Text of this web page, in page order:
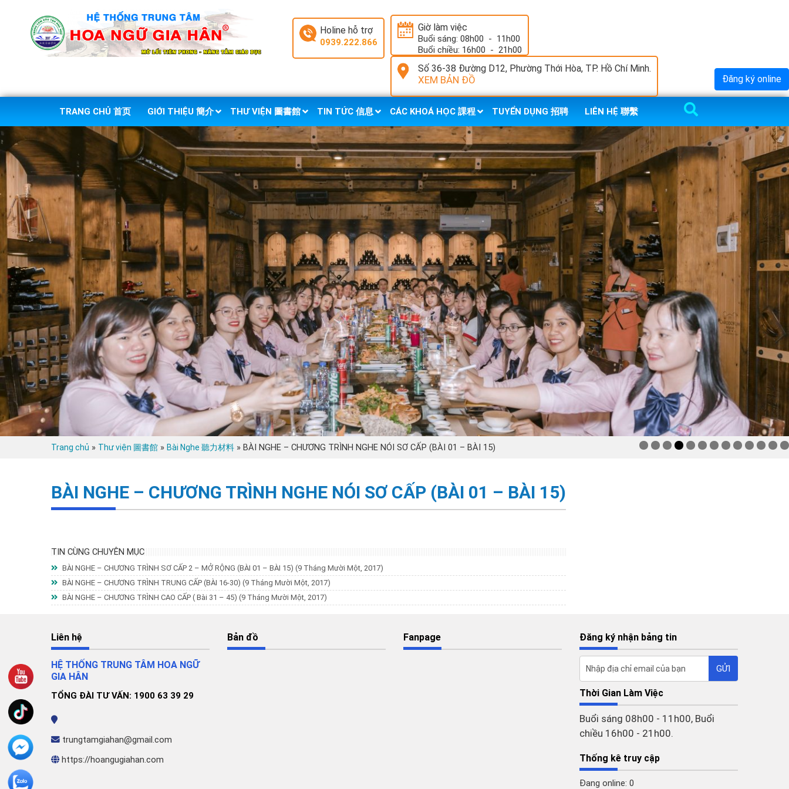
Holine hỗ trợ
0939.222.866
Giờ làm việc
Buổi sáng: 08h00 - 11h00
Buổi chiều: 16h00 - 21h00
Số 36-38 Đường D12, Phường Thới Hòa, TP. Hồ Chí Minh.
XEM BẢN ĐỒ
TRANG CHỦ 首页 GIỚI THIỆU 簡介 THƯ VIỆN 圖書館 TIN TỨC 信息 CÁC KHOÁ HỌC 課程 TUYỂN DỤNG 招聘 LIÊN HỆ 聯繫
Trang chủ » Thư viện 圖書館 » Bài Nghe 聽力材料 » BÀI NGHE – CHƯƠNG TRÌNH NGHE NÓI SƠ CẤP (BÀI 01 – BÀI 15)
BÀI NGHE – CHƯƠNG TRÌNH NGHE NÓI SƠ CẤP (BÀI 01 – BÀI 15)
TIN CÙNG CHUYÊN MỤC
BÀI NGHE – CHƯƠNG TRÌNH SƠ CẤP 2 – MỞ RỘNG (BÀI 01 – BÀI 15) (9 Tháng Mười Một, 2017)
BÀI NGHE – CHƯƠNG TRÌNH TRUNG CẤP (BÀI 16-30) (9 Tháng Mười Một, 2017)
BÀI NGHE – CHƯƠNG TRÌNH CAO CẤP ( Bài 31 – 45) (9 Tháng Mười Một, 2017)
Liên hệ
HỆ THỐNG TRUNG TÂM HOA NGỮ
GIA HÂN
TỔNG ĐÀI TƯ VẤN: 1900 63 39 29
trungtamgiahan@gmail.com
https://hoangugiahan.com
Bản đồ Fanpage Đăng ký nhận bảng tin
Thời Gian Làm Việc
Buổi sáng 08h00 - 11h00, Buổi
chiều 16h00 - 21h00.
Thống kê truy cập
Đang online: 0
Đăng ký online